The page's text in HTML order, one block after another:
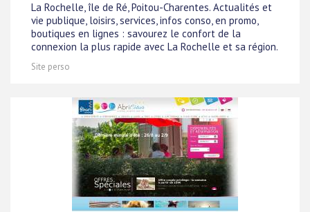
La Rochelle, île de Ré, Poitou-Charentes. Actualités et
vie publique, loisirs, services, infos conso, en promo,
boutiques en lignes : savourez le confort de la
connexion la plus rapide avec La Rochelle et sa région.
Site perso